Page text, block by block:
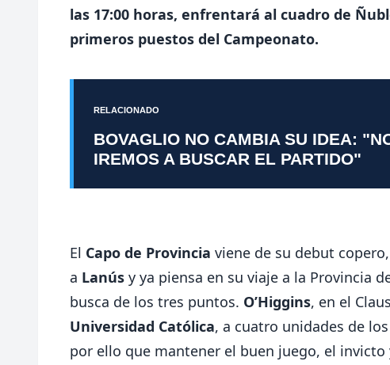
las 17:00 horas, enfrentará al cuadro de
primeros puestos del Campeonato.
RELACIONADO
BOVAGLIO NO CAMBIA SU IDEA:
IREMOS A BUSCAR EL PARTIDO"
El Capo de Provincia viene de su debut
a Lanús y ya piensa en su viaje a la Provincia
busca de los tres puntos. O’Higgins, en el
Universidad Católica, a cuatro unidades de
por ello que mantener el buen juego, el